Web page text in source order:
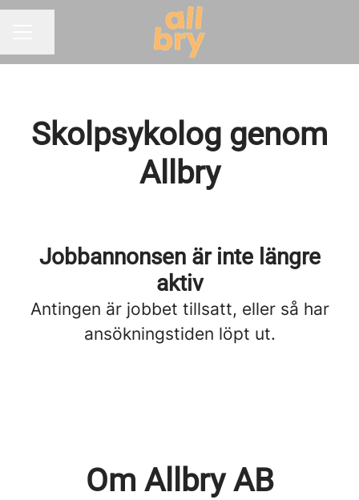
Skolpsykolog genom
Allbry
Jobbannonsen är inte längre
aktiv
Antingen är jobbet tillsatt, eller så har
ansökningstiden löpt ut.
Om Allbry AB